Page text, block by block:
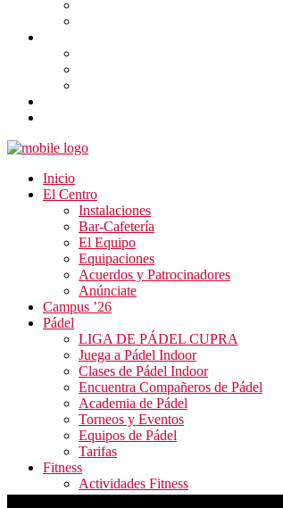
Inicio
El Centro
Instalaciones
Bar-Cafetería
El Equipo
Equipaciones
Acuerdos y Patrocinadores
Anúnciate
Campus ’26
Pádel
LIGA DE PÁDEL CUPRA
Juega a Pádel Indoor
Clases de Pádel Indoor
Encuentra Compañeros de Pádel
Academia de Pádel
Torneos y Eventos
Equipos de Pádel
Tarifas
Fitness
Actividades Fitness
Tarifas y Horarios